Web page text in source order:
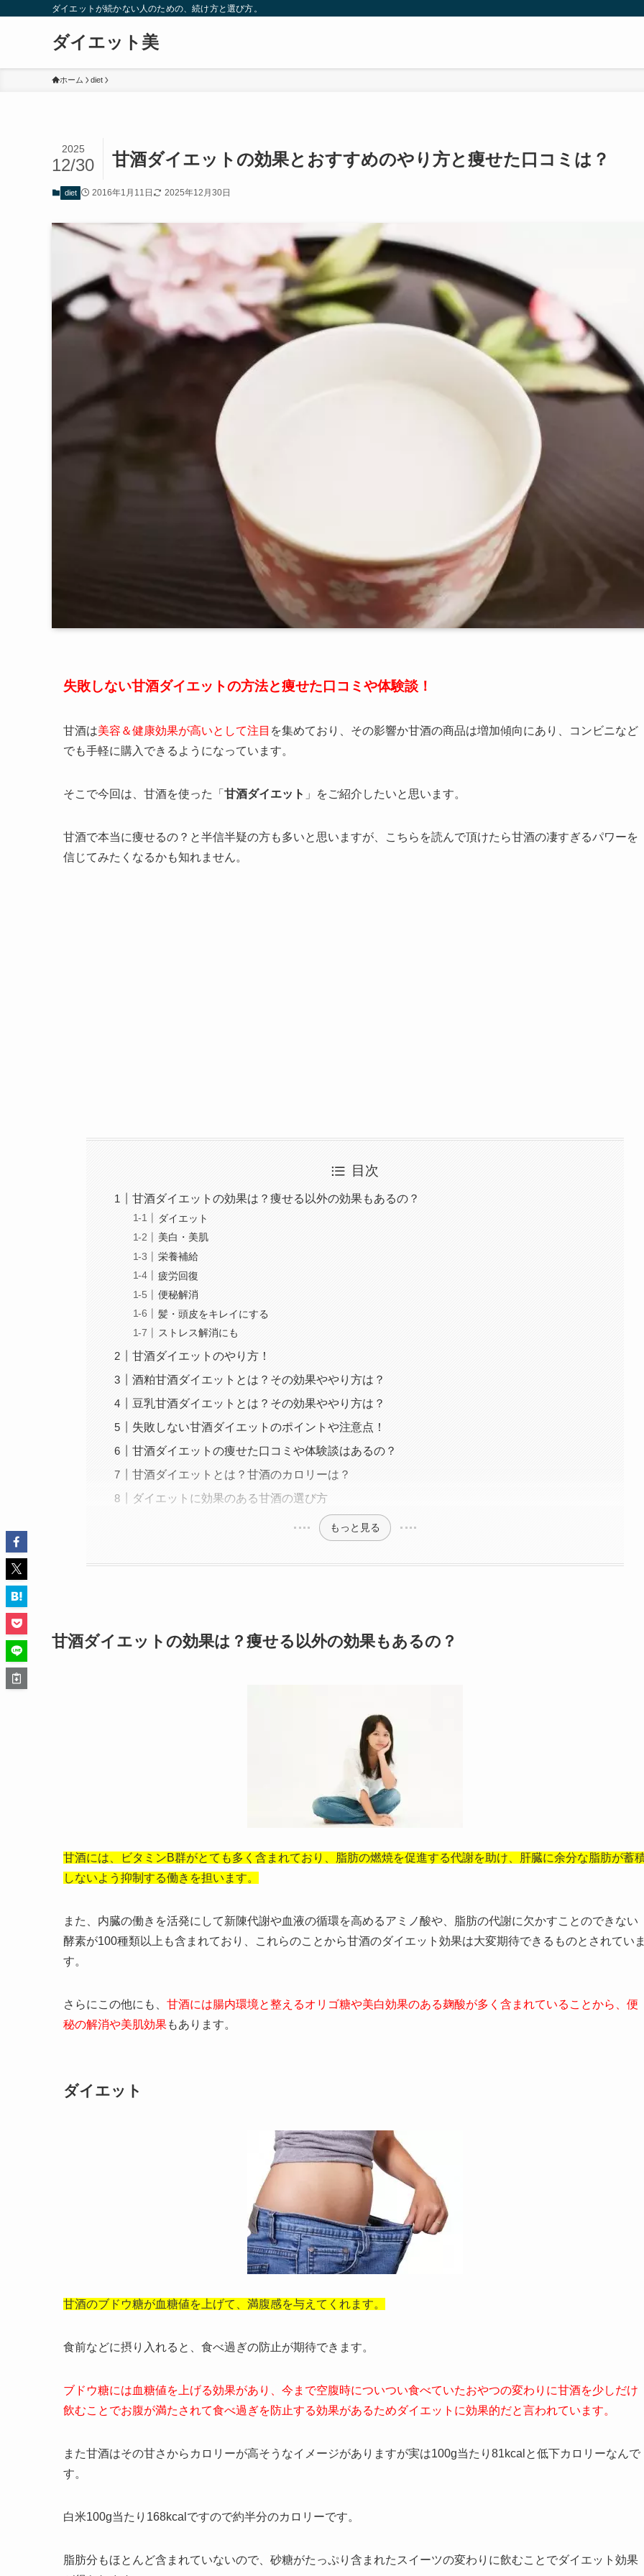
ダイエットが続かない人のための、続け方と選び方。
ダイエット美
ホーム diet
甘酒ダイエットの効果とおすすめのやり方と痩せた口コミは？
2025
12/30
diet 2016年1月11日 2025年12月30日
失敗しない甘酒ダイエットの方法と痩せた口コミや体験談！
甘酒は美容＆健康効果が高いとして注目 を集めており、その影響か甘酒の商品は増加傾向にあり、コンビニなど
でも手軽に購入できるようになっています。
そこで今回は、甘酒を使った「 甘酒ダイエット 」をご紹介したいと思います。
甘酒で本当に痩せるの？と半信半疑の方も多いと思いますが、こちらを読んで頂けたら甘酒の凄すぎるパワーを
信じてみたくなるかも知れません。
目次
甘酒ダイエットの効果は？痩せる以外の効果もあるの？
ダイエット
美白・美肌
栄養補給
疲労回復
便秘解消
髪・頭皮をキレイにする
ストレス解消にも
甘酒ダイエットのやり方！
酒粕甘酒ダイエットとは？その効果ややり方は？
豆乳甘酒ダイエットとは？その効果ややり方は？
失敗しない甘酒ダイエットのポイントや注意点！
甘酒ダイエットの痩せた口コミや体験談はあるの？
甘酒ダイエットとは？甘酒のカロリーは？
ダイエットに効果のある甘酒の選び方
もっと見る
甘酒ダイエットの効果は？痩せる以外の効果もあるの？
甘酒には、ビタミンB群がとても多く含まれており、脂肪の燃焼を促進する代謝を助け、肝臓に余分な脂肪が蓄
しないよう抑制する働きを担います。
また、内臓の働きを活発にして新陳代謝や血液の循環を高めるアミノ酸や、脂肪の代謝に欠かすことのできない
酵素が100種類以上も含まれており、これらのことから甘酒のダイエット効果は大変期待できるものとされてい
す。
さらにこの他にも、 甘酒には腸内環境と整えるオリゴ糖や美白効果のある麹酸が多く含まれていることから、便
秘の解消や美肌効果もあります。
ダイエット
甘酒のブドウ糖が血糖値を上げて、満腹感を与えてくれます。
食前などに摂り入れると、食べ過ぎの防止が期待できます。
ブドウ糖には血糖値を上げる効果があり、今まで空腹時についつい食べていたおやつの変わりに甘酒を少しだけ
飲むことでお腹が満たされて食べ過ぎを防止する効果があるためダイエットに効果的だと言われています。
また甘酒はその甘さからカロリーが高そうなイメージがありますが実は100g当たり81kcalと低下カロリーなんで
す。
白米100g当たり168kcalですので約半分のカロリーです。
脂肪分もほとんど含まれていないので、砂糖がたっぷり含まれたスイーツの変わりに飲むことでダイエット効果